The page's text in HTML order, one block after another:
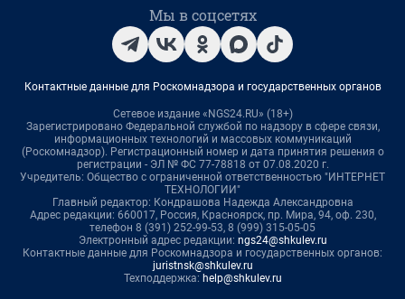
Мы в соцсетях
Контактные данные для Роскомнадзора и государственных органов
Сетевое издание «NGS24.RU» (18+)
Зарегистрировано Федеральной службой по надзору в сфере связи,
информационных технологий и массовых коммуникаций
(Роскомнадзор). Регистрационный номер и дата принятия решения о
регистрации - ЭЛ № ФС 77-78818 от 07.08.2020 г.
Учредитель: Общество с ограниченной ответственностью "ИНТЕРНЕТ
ТЕХНОЛОГИИ"
Главный редактор: Кондрашова Надежда Александровна
Адрес редакции: 660017, Россия, Красноярск, пр. Мира, 94, оф. 230,
телефон 8 (391) 252-99-53, 8 (999) 315-05-05
Электронный адрес редакции: ngs24@shkulev.ru
Контактные данные для Роскомнадзора и государственных органов:
juristnsk@shkulev.ru
Техподдержка: help@shkulev.ru